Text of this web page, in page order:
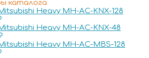
каталога
Heavy MH-AC-KNX-128
Heavy MH-AC-KNX-48
Heavy MH-AC-MBS-128